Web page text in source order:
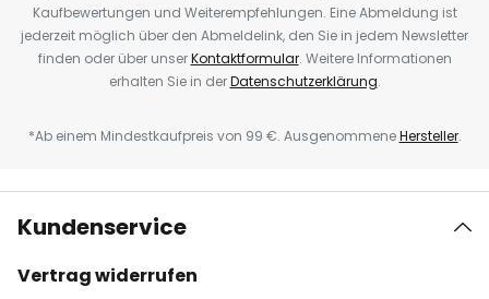
Kaufbewertungen und Weiterempfehlungen. Eine Abmeldung ist
jederzeit möglich über den Abmeldelink, den Sie in jedem Newsletter
finden oder über unserKontaktformular. Weitere Informationen
erhalten Sie in derDatenschutzerklärung.
*Ab einem Mindestkaufpreis von 99 €. AusgenommeneHersteller.
Kundenservice
Vertrag widerrufen